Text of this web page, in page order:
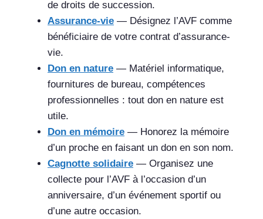
de droits de succession.
Assurance-vie — Désignez l’AVF comme
bénéficiaire de votre contrat d’assurance-
vie.
Don en nature — Matériel informatique,
fournitures de bureau, compétences
professionnelles : tout don en nature est
utile.
Don en mémoire — Honorez la mémoire
d’un proche en faisant un don en son nom.
Cagnotte solidaire — Organisez une
collecte pour l’AVF à l’occasion d’un
anniversaire, d’un événement sportif ou
d’une autre occasion.